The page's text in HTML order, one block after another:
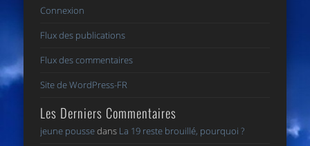
Connexion
Flux des publications
Flux des commentaires
Site de WordPress-FR
Les Derniers Commentaires
jeune poussedans La 19 reste brouillé, pourquoi ?